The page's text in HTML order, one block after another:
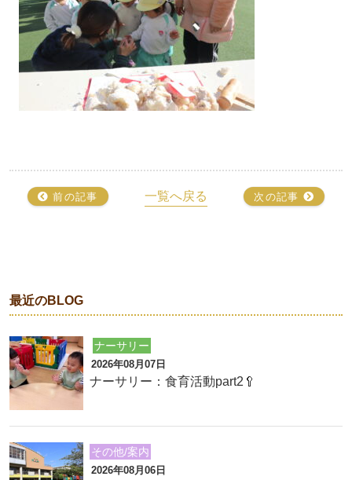
前の記事 一覧へ戻る 次の記事
最近のBLOG
ナーサリー
2026年08月07日
ナーサリー：食育活動part2🥄
その他/案内
2026年08月06日